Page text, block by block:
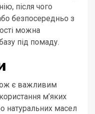
після чого
безпосередньо з
можна
під помаду.
є важливим
м’яких
натуральних масел